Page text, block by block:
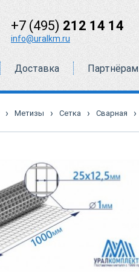
+7 (495) 212 14 14
info@uralkm.ru
Доставка Партнёрам
› Метизы › Сетка › Сварная ›